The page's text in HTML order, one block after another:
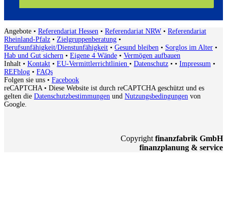
Angebote • Referendariat Hessen • Referendariat NRW • Referendariat
Rheinland-Pfalz • Zielgruppenberatung •
Berufsunfähigkeit/Dienstunfähigkeit • Gesund bleiben • Sorglos im Alter •
Hab und Gut sichern • Eigene 4 Wände • Vermögen aufbauen
Inhalt • Kontakt • EU-Vermittlerrichtlinien • Datenschutz • • Impressum •
REFblog • FAQs
Folgen sie uns • Facebook
reCAPTCHA • Diese Website ist durch reCAPTCHA geschützt und es
gelten die Datenschutzbestimmungen und Nutzungsbedingungen von
Google.
Copyrightfinanzfabrik GmbH
finanzplanung & service